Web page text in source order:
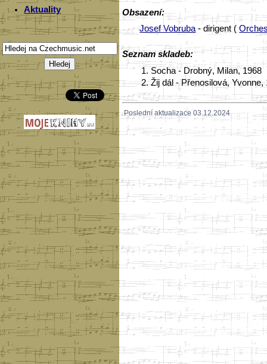
Aktuality
Obsazení:
Josef Vobruba- dirigent (
Seznam skladeb:
1. Socha - Drobný, Milan, 1968
2. Žij dál - Přenosilová, Yvonne,
Poslední aktualizace 03.12.2024